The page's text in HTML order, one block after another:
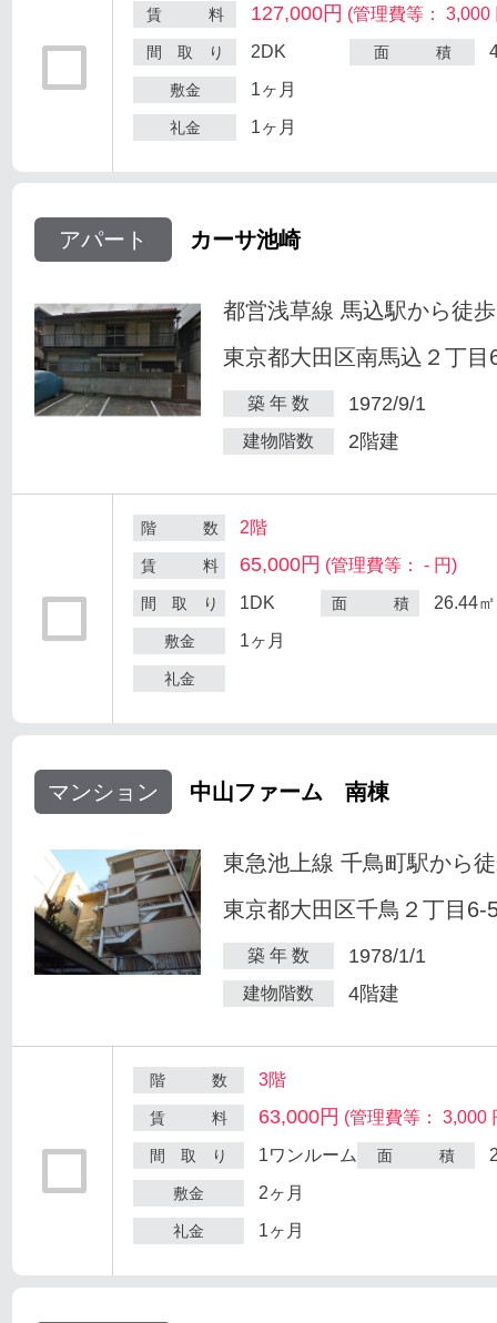
賃 料 127,000円 (管理費等： 3,000
間 取 り 2DK 面 積
敷金 1ヶ月
礼金 1ヶ月
アパート カーサ池崎
都営浅草線 馬込駅から徒
東京都大田区南馬込２丁目
築 年 数 1972/9/1
建物階数 2階建
階 数 2階
賃 料 65,000円 (管理費等： - 円)
間 取 り 1DK 面 積 26.44㎡
敷金 1ヶ月
礼金
マンション 中山ファーム 南棟
東急池上線 千鳥町駅から
東京都大田区千鳥２丁目6-
築 年 数 1978/1/1
建物階数 4階建
階 数 3階
賃 料 63,000円 (管理費等： 3,000
間 取 り 1ワンルーム 面 積
敷金 2ヶ月
礼金 1ヶ月